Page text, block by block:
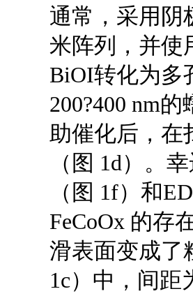
通常，采用阴
米阵列，并使
BiOI转化为多
200?400 nm
助催化后，在
（图 1d）。
（图 1f）和
FeCoOx 的存
滑表面变成了
1c）中，间距